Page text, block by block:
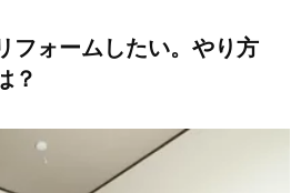
フォームしたい。やり方
？